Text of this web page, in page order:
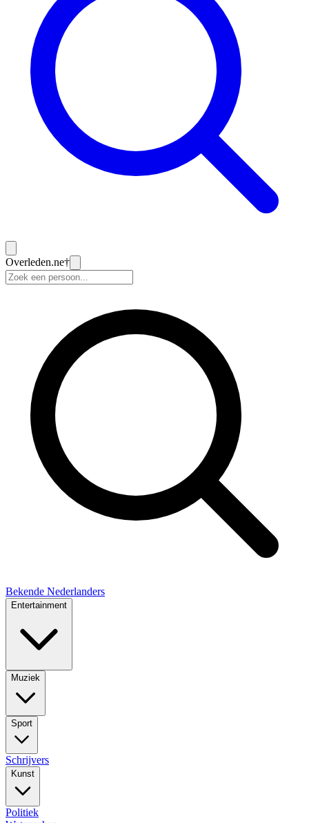
Overleden.ne†
Bekende Nederlanders
Entertainment
Muziek
Sport
Schrijvers
Kunst
Politiek